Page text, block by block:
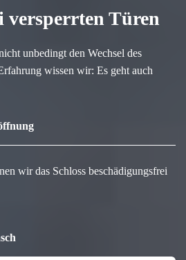
versperrten Türen
unbedingt den Wechsel des
wissen wir: Es geht auch
wir das Schloss beschädigungsfrei